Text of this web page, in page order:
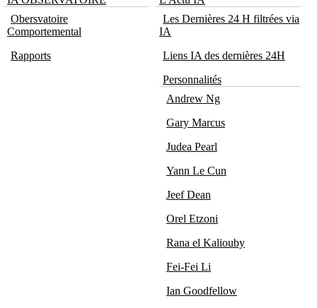
Obersvatoire
Comportemental
Rapports
Les Dernières 24 H filtrées via
IA
Liens IA des dernières 24H
Personnalités
Andrew Ng
Gary Marcus
Judea Pearl
Yann Le Cun
Jeef Dean
Orel Etzoni
Rana el Kaliouby
Fei-Fei Li
Ian Goodfellow